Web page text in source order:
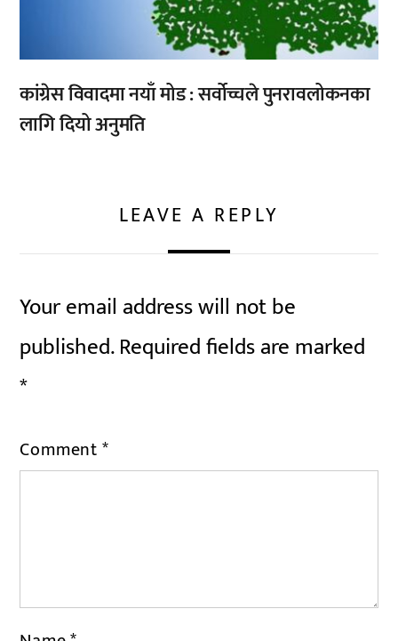
कांग्रेस विवादमा नयाँ मोड : सर्वोच्चले पुनरावलोकनका
लागि दियो अनुमति
LEAVE A REPLY
Your email address will not be
published.Required fields are marked
*
Comment*